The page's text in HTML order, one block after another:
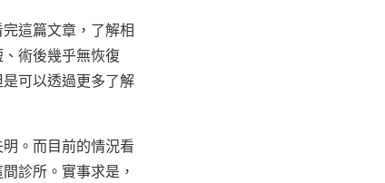
這篇文章，了解相
術後幾乎無恢復
可以透過更多了解
。而目前的情況看
診所。實事求是，